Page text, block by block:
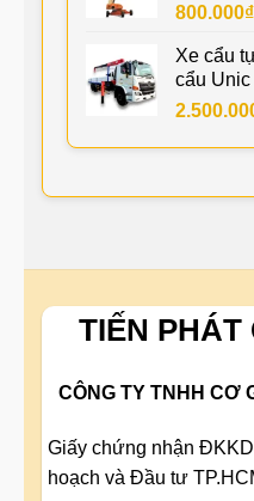
800.000₫
Xe cẩu
cẩu
TIẾN PHÁT
CÔNG TY TNHH CƠ
Giấy chứng nhận
hoạch và Đầu tư